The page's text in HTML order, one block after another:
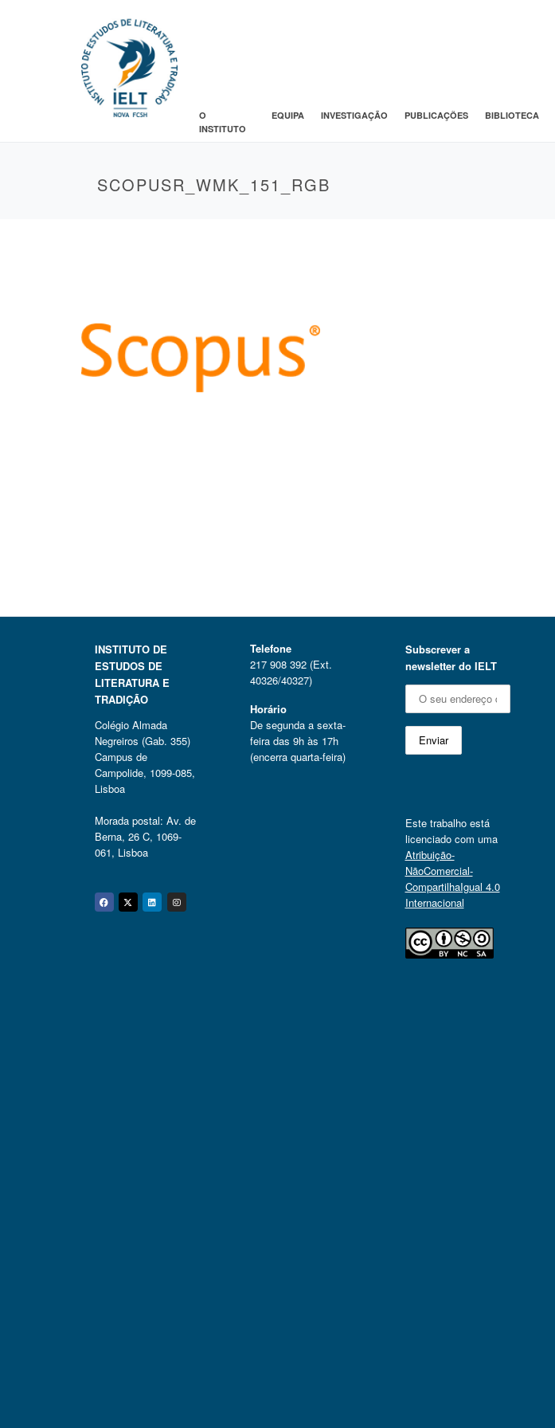
O
INSTITUTO
EQUIPA INVESTIGAÇÃO PUBLICAÇÕES BIBLIOTECA
SCOPUSR_WMK_151_RGB
INSTITUTO DE
ESTUDOS DE
LITERATURA E
TRADIÇÃO
Colégio Almada
Negreiros (Gab. 355)
Campus de
Campolide, 1099-085,
Lisboa
Morada postal: Av. de
Berna, 26 C, 1069-
061, Lisboa
Facebook
Twitter
Linkedin
Instagram
Telefone
217 908 392 (Ext.
40326/40327)
Horário
De segunda a sexta-
feira das 9h às 17h
(encerra quarta-feira)
Subscrever a
newsletter do IELT
Este trabalho está
licenciado com uma
Atribuição-
NãoComercial-
CompartilhaIgual 4.0
Internacional